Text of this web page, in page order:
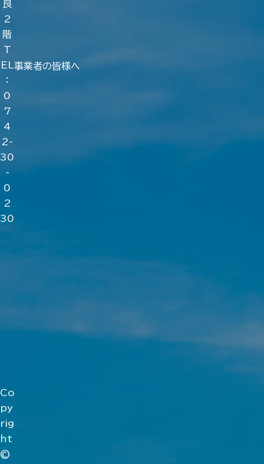
良
2
階
T
EL
：
0
7
4
2-
30
-
0
2
30
事業者の皆様へ
Co
py
rig
ht
©